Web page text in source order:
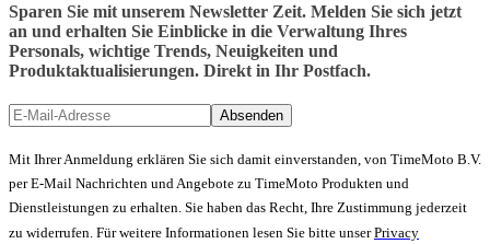
Sparen Sie mit unserem Newsletter Zeit. Melden Sie sich jetzt
an und erhalten Sie Einblicke in die Verwaltung Ihres
Personals, wichtige Trends, Neuigkeiten und
Produktaktualisierungen. Direkt in Ihr Postfach.
Absenden
Mit Ihrer Anmeldung erklären Sie sich damit einverstanden, von TimeMoto B.V.
per E-Mail Nachrichten und Angebote zu TimeMoto Produkten und
Dienstleistungen zu erhalten. Sie haben das Recht, Ihre Zustimmung jederzeit
zu widerrufen. Für weitere Informationen lesen Sie bitte unserPrivacy